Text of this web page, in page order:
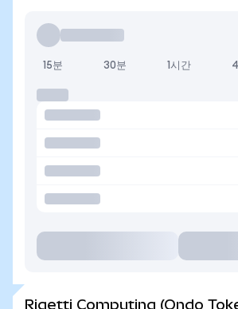
15분 30분 1시간
Rigetti Computing (Ondo